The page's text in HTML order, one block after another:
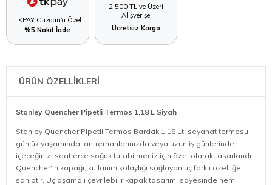
TKPAY Cüzdan'a Özel
%5 Nakit İade
2.500 TL ve Üzeri
Alışverişe
Ücretsiz Kargo
ÜRÜN ÖZELLİKLERİ
Stanley Quencher Pipetli Termos 1,18 L Siyah
Stanley Quencher Pipetli Termos Bardak 1.18 Lt, seyahat termosu
günlük yaşamında, antremanlarınızda veya uzun iş günlerinde
içeceğinizi saatlerce soğuk tutabilmeniz için özel olarak tasarlandı.
Quencher'ın kapağı, kullanım kolaylığı sağlayan üç farklı özelliğe
sahiptir. Üç aşamalı çevrilebilir kapak tasarımı sayesinde hem